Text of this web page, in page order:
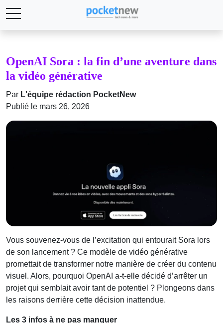
OpenAI Sora : la fin d’une aventure dans
la vidéo générative
Par L'équipe rédaction PocketNew
Publié le mars 26, 2026
Vous souvenez-vous de l’excitation qui entourait Sora lors
de son lancement ? Ce modèle de vidéo générative
promettait de transformer notre manière de créer du contenu
visuel. Alors, pourquoi OpenAI a-t-elle décidé d’arrêter un
projet qui semblait avoir tant de potentiel ? Plongeons dans
les raisons derrière cette décision inattendue.
Les 3 infos à ne pas manquer